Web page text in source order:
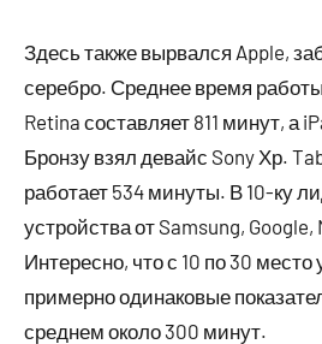
Здесь также вырвался Apple,
серебро. Среднее время
Retina составляет 811 минут, а
Бронзу взял девайс Sony Хр.
работает 534 минуты. В 10-ку
устройства от Samsung,
Интересно, что с 10 по 30
примерно одинаковые
среднем около 300 минут.